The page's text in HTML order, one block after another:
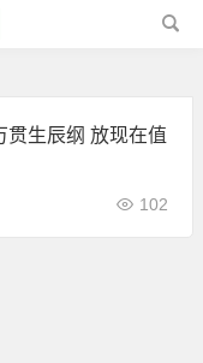
贯生辰纲 放现在值
102